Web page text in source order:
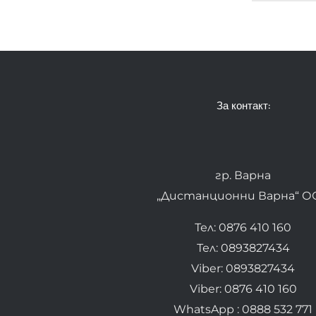
За контакт:
гр. Варна
„Дистанционни Варна“
Тел: 0876 410 160
Тел: 0893827434
Viber: 0893827434
Viber: 0876 410 160
WhatsApp : 0888 532 771